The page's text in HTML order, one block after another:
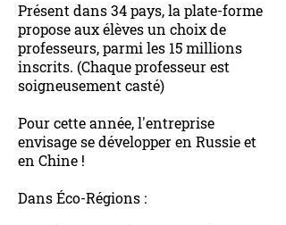
Présent dans 34 pays, la plate-forme
propose aux élèves un choix de
professeurs, parmi les 15 millions
inscrits. (Chaque professeur est
soigneusement casté)
Pour cette année, l'entreprise
envisage se développer en Russie et
en Chine !
​Dans Éco-Régions :